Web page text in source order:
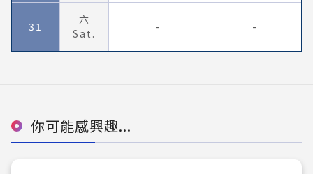
31
六
Sat.
- -
你可能感興趣...